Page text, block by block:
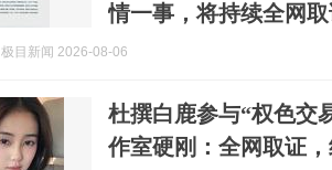
情一事，将持续全网
极目新闻 2026-08-06
杜撰白鹿参与“权色
作室硬刚：全网取证